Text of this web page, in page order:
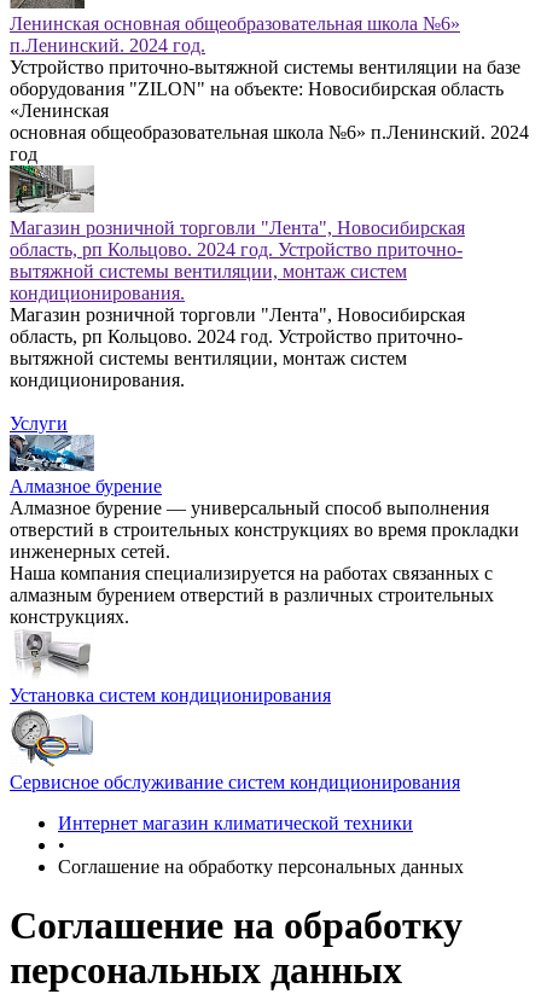
Ленинская основная общеобразовательная школа №6»
п.Ленинский. 2024 год.
Устройство приточно-вытяжной системы вентиляции на базе
оборудования "ZILON" на объекте: Новосибирская область
«Ленинская
основная общеобразовательная школа №6» п.Ленинский. 2024
год
Магазин розничной торговли "Лента", Новосибирская
область, рп Кольцово. 2024 год. Устройство приточно-
вытяжной системы вентиляции, монтаж систем
кондиционирования.
Магазин розничной торговли "Лента", Новосибирская
область, рп Кольцово. 2024 год. Устройство приточно-
вытяжной системы вентиляции, монтаж систем
кондиционирования.
Услуги
Алмазное бурение
Алмазное бурение — универсальный способ выполнения
отверстий в строительных конструкциях во время прокладки
инженерных сетей.
Наша компания специализируется на работах связанных с
алмазным бурением отверстий в различных строительных
конструкциях.
Установка систем кондиционирования
Сервисное обслуживание систем кондиционирования
Интернет магазин климатической техники
•
Соглашение на обработку персональных данных
Соглашение на обработку
персональных данных